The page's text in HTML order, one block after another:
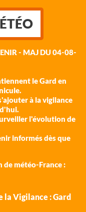
- MAJ DU 04-08-
le Gard en
à la vigilance
l'évolution de
informés dès que
météo-France :
Vigilance : Gard